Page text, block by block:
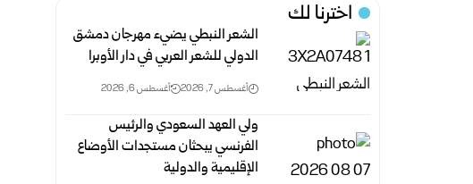
اخترنا لك
الشعر النبطي يضيء مهرجان دمشق
الدولي للشعر العربي في دار الأوبرا
أغسطس 7, 2026 أغسطس 6, 2026
ولي العهد السعودي والرئيس
الفرنسي يبحثان مستجدات الأوضاع
الإقليمية والدولية